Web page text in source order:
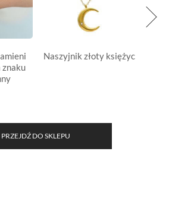
Naszyjnik złoty księżyc
PRZEJDŹ DO SKLEPU